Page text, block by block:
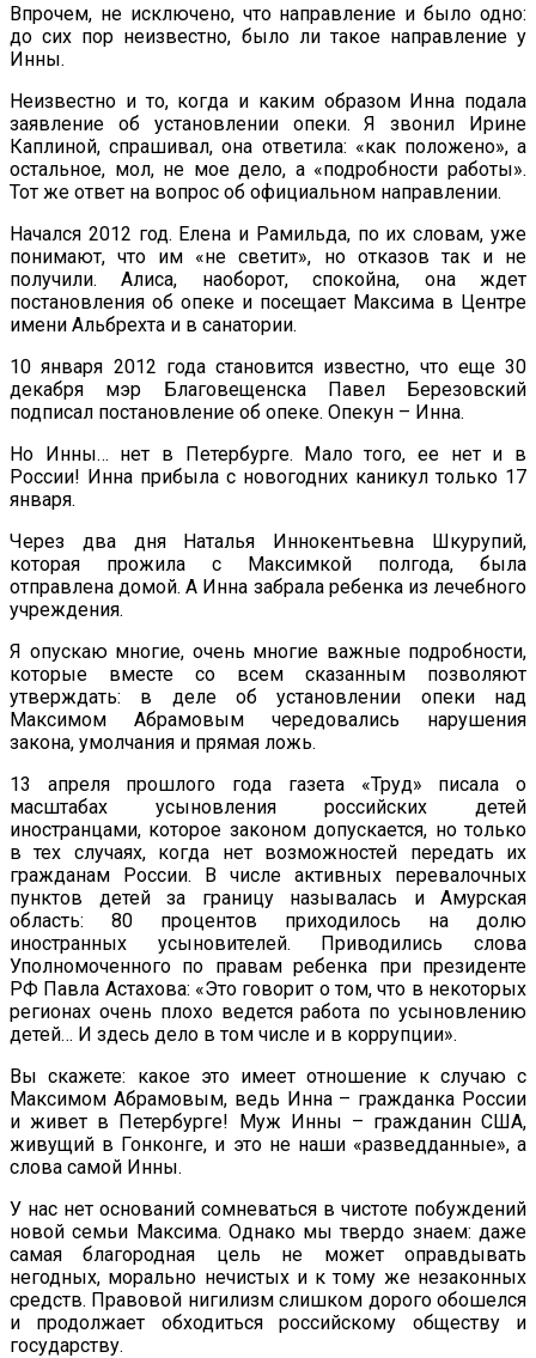
Впрочем, не исключено, что направление и было одно:
до сих пор неизвестно, было ли такое направление у
Инны.
Неизвестно и то, когда и каким образом Инна подала
заявление об установлении опеки. Я звонил Ирине
Каплиной, спрашивал, она ответила: «как положено», а
остальное, мол, не мое дело, а «подробности работы».
Тот же ответ на вопрос об официальном направлении.
Начался 2012 год. Елена и Рамильда, по их словам, уже
понимают, что им «не светит», но отказов так и не
получили. Алиса, наоборот, спокойна, она ждет
постановления об опеке и посещает Максима в Центре
имени Альбрехта и в санатории.
10 января 2012 года становится известно, что еще 30
декабря мэр Благовещенска Павел Березовский
подписал постановление об опеке. Опекун – Инна.
Но Инны… нет в Петербурге. Мало того, ее нет и в
России! Инна прибыла с новогодних каникул только 17
января.
Через два дня Наталья Иннокентьевна Шкурупий,
которая прожила с Максимкой полгода, была
отправлена домой. А Инна забрала ребенка из лечебного
учреждения.
Я опускаю многие, очень многие важные подробности,
которые вместе со всем сказанным позволяют
утверждать: в деле об установлении опеки над
Максимом Абрамовым чередовались нарушения
закона, умолчания и прямая ложь.
13 апреля прошлого года газета «Труд» писала о
масштабах усыновления российских детей
иностранцами, которое законом допускается, но только
в тех случаях, когда нет возможностей передать их
гражданам России. В числе активных перевалочных
пунктов детей за границу называлась и Амурская
область: 80 процентов приходилось на долю
иностранных усыновителей. Приводились слова
Уполномоченного по правам ребенка при президенте
РФ Павла Астахова: «Это говорит о том, что в некоторых
регионах очень плохо ведется работа по усыновлению
детей… И здесь дело в том числе и в коррупции».
Вы скажете: какое это имеет отношение к случаю с
Максимом Абрамовым, ведь Инна – гражданка России
и живет в Петербурге! Муж Инны – гражданин США,
живущий в Гонконге, и это не наши «разведданные», а
слова самой Инны.
У нас нет оснований сомневаться в чистоте побуждений
новой семьи Максима. Однако мы твердо знаем: даже
самая благородная цель не может оправдывать
негодных, морально нечистых и к тому же незаконных
средств. Правовой нигилизм слишком дорого обошелся
и продолжает обходиться российскому обществу и
государству.